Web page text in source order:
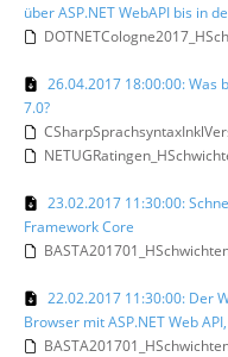
über ASP.NET WebAPI bis in
26.04.2017 18:00:00: Was
7.0?
23.02.2017 11:30:00:
Framework Core
22.02.2017 11:30:00: Der
Browser mit ASP.NET Web